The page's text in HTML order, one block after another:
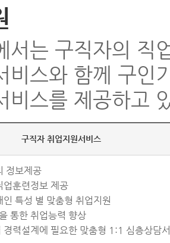
서는 구직자의 직
비스와 함께 구인
비스를 제공하고
구직자 취업지원서비스
정보제공
업훈련정보 제공
특성 별 맞춤형 취업지원
통한 취업능력 향상
경력설계에 필요한 맞춤형 1:1 심층상담